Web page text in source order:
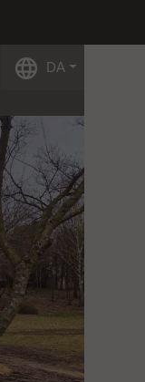
DA